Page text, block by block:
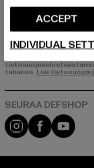
SÄHKÖPOSTI
tahansa. Lue
Visit ourVisit our
ACCEPT
INDIVIDUAL